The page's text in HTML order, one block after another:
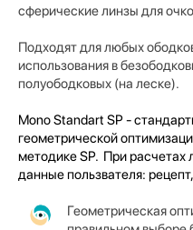
сферические линзы для
Подходят для любых
использования в
полуободковых (на леске).
Mono Standart SP -
геометрической
методике SP. При расчетах
данные пользвателя:
Геометрическая